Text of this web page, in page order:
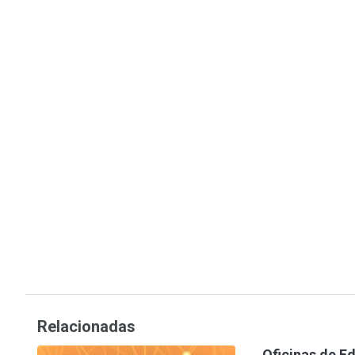
Relacionadas